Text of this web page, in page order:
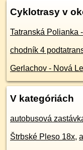
Cyklotrasy v
Tatranská Polianka
chodník 4
Gerlachov - Nová
V kategóriách
autobusová
Štrbské Pleso 18x,